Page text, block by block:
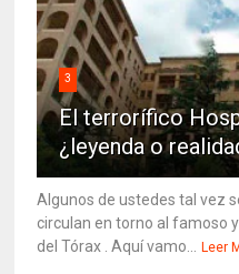
3
El terrorífico
¿leyenda o
Algunos de ustedes tal vez
circulan en torno al famoso
del Tórax . Aquí vamo...
Leer